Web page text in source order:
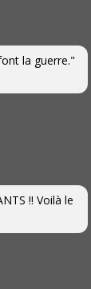
la guerre."
!! Voilà le